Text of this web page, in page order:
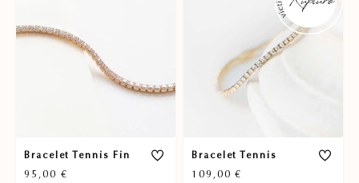
Bracelet Tennis Fin
95,00 €
Bracelet Tennis
109,00€